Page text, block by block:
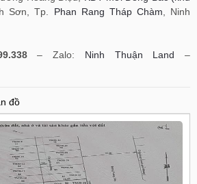
Sơn, Tp. Phan Rang Tháp Chàm , Ninh
– Zalo: Ninh Thuận Land –
đồ